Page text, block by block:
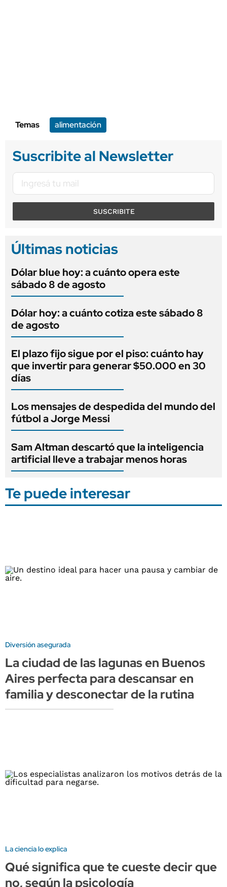
Temas alimentación
Suscribite al Newsletter
SUSCRIBITE
Últimas noticias
Dólar blue hoy: a cuánto opera este
sábado 8 de agosto
Dólar hoy: a cuánto cotiza este sábado 8
de agosto
El plazo fijo sigue por el piso: cuánto hay
que invertir para generar $50.000 en 30
días
Los mensajes de despedida del mundo del
fútbol a Jorge Messi
Sam Altman descartó que la inteligencia
artificial lleve a trabajar menos horas
Te puede interesar
Diversión asegurada
La ciudad de las lagunas en Buenos
Aires perfecta para descansar en
familia y desconectar de la rutina
La ciencia lo explica
Qué significa que te cueste decir que
no, según la psicología